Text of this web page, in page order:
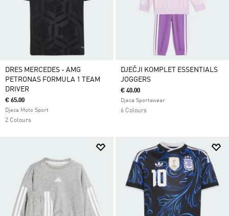
DRES MERCEDES - AMG
PETRONAS FORMULA 1 TEAM
DRIVER
€ 65.00
Djeca Moto Sport
2 Colours
DJEČJI KOMPLET ESSENTIALS
JOGGERS
€ 40.00
Djeca Sportswear
6 Colours